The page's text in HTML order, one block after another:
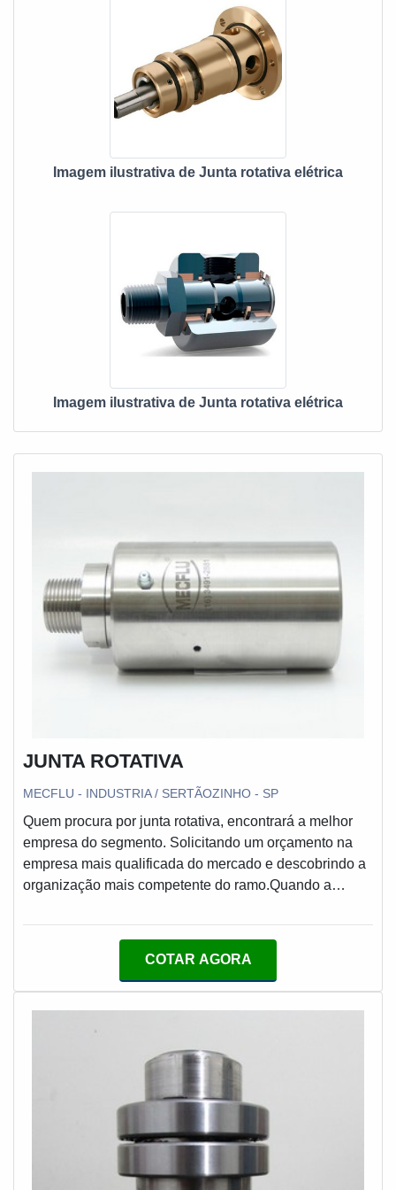
são realizadas as atividades e sustentabilidade e
tecnologia de seus produtos e serviços, tudo para oferecer
junta rotativa com precisão.Há muitas maneiras eficientes
de uma empresa demonstrar competência, excelência e
destaque em sua área de atuação. A MECFLU Selos
Mecânicos se mostra referência por ter: Soluções eficazes
assistência técnica para o cliente; Sustentabilidade e
tecnologia de seus produtos e serviços; Escritório de alta
e assertividade, pontos importantes que ficam de fora no
planejamento de empresas que visam apenas o lucro,
deixando a desejar nos outros fatores.Tudo isso que já foi
explorado é a razão pela qual a MECFLU Selos Mecânicos
é uma empresa altamente qualificada no segmento de
melhor do mercado para garantir o sucesso dos
que há de melhor no mercado de vedações industriais. Com
excelente custo-benefício.Com a organização é possível
tirar as suas dúvidas sobre os serviços do ramo, além de
contar com os melhores profissionais e instalações. Assim,
conquistando a confiança e a satisfação dos clientes, que
são os maiores objetivos da marca.A MECFLU Selos
Mecânicos é uma empresa que tem sido apontada de forma
positiva no segmento pela idoneidade em tudo que faz,
onde garantem o sucesso aos parceiros de ponta a ponta.
Imagem ilustrativa de Junta rotativa elétrica
Imagem ilustrativa de Junta rotativa elétrica
JUNTA ROTATIVA
MECFLU - INDUSTRIA / SERTÃOZINHO - SP
Quem procura por junta rotativa, encontrará a melhor
empresa do segmento. Solicitando um orçamento na
empresa mais qualificada do mercado e descobrindo a
organização mais competente do ramo.Quando a
MECFLU Selos Mecânicos o cliente encontrará ótima
ROTATIVAA MECFLU Selos Mecânicos canaliza sua
energia em proporcionar aos clientes uma estrutura
com escritório de alta qualidade onde são realizadas as
atividades e sustentabilidade e tecnologia de seus
produtos e serviços, tudo para oferecer junta rotativa
com precisão.Há muitas maneiras eficientes de uma
destaque em sua área de atuação. A MECFLU Selos
eficazes para vedações dinâmicas; Centro de
COTAR AGORA